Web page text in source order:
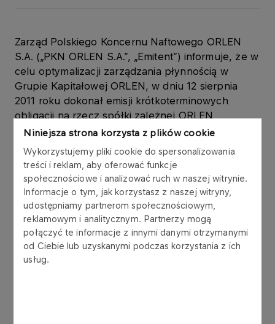
Niniejsza strona korzysta z plików cookie
Wykorzystujemy pliki cookie do spersonalizowania
treści i reklam, aby oferować funkcje
społecznościowe i analizować ruch w naszej witrynie.
Informacje o tym, jak korzystasz z naszej witryny,
udostępniamy partnerom społecznościowym,
reklamowym i analitycznym. Partnerzy mogą
połączyć te informacje z innymi danymi otrzymanymi
od Ciebie lub uzyskanymi podczas korzystania z ich
usług.
Zarząd Polskiego Koncernu Naftowego ORLEN
S.A. („PKN ORLEN S.A.”, „Emitent”) informuje, że w
celu optymalizacji zarządzania płynnością w
Grupie Kapitałowej ORLEN, w dniu 12 sierpnia
2011 roku dokonał emisji krótkoterminowych
obligacji na rzecz spółki zależnej ORLEN
PetroCentrum Sp. z o.o. („ORLEN PetroCentrum”),
w ramach Programu emisji obligacji, który Emitent
podpisał z konsorcjum 6 banków w listopadzie
2006 roku.
Obligacje są wykorzystywane w zarządzaniu
kapitałem obrotowym Grupy Kapitałowej ORLEN.
Obligacje zostały wyemitowane zgodnie z ustawą
z dnia 29 czerwca 1995 r. o obligacjach (tekst